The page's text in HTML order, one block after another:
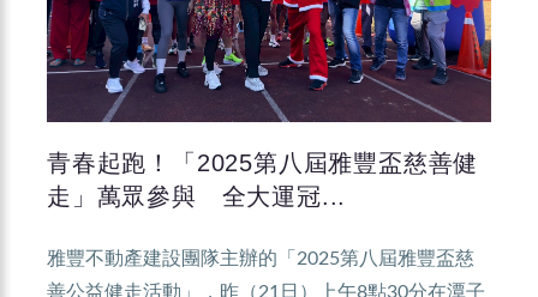
青春起跑！「2025第八屆雅豐盃慈善健
走」萬眾參與 全大運冠...
雅豐不動產建設團隊主辦的「2025第八屆雅豐盃慈
善公益健走活動」，昨（21日）上午8點30分在潭子